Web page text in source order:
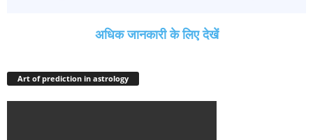
अधिक जानकारी के लिए देखें
Art of prediction in astrology